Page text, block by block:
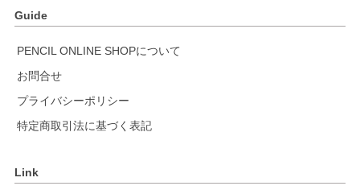
Guide
PENCIL ONLINE SHOPについて
お問合せ
プライバシーポリシー
特定商取引法に基づく表記
Link